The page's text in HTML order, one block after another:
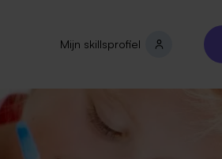
Mijn skillsprofiel